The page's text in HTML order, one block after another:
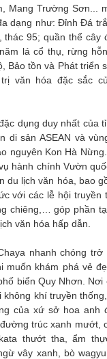
Mang Trường Sơn...
dạng như: Đỉnh Đá
thác 95; quần thể cây
lá cổ thụ, rừng
Bảo tồn và Phát triển
văn hóa đặc sắc
dụng duy nhất của
di sản ASEAN và
nguyên Kon Hà
hành chính Vườn
du lịch văn hóa, bao
với các lễ hội truyền
chiêng,… góp phần
văn hóa hấp dẫn.
nhanh chóng
muốn khám phá vẻ
biển Quy Nhơn.
không khí truyền
của xứ sở hoa anh
trúc xanh mướt,
thướt tha, ẩm
vây xanh, bò